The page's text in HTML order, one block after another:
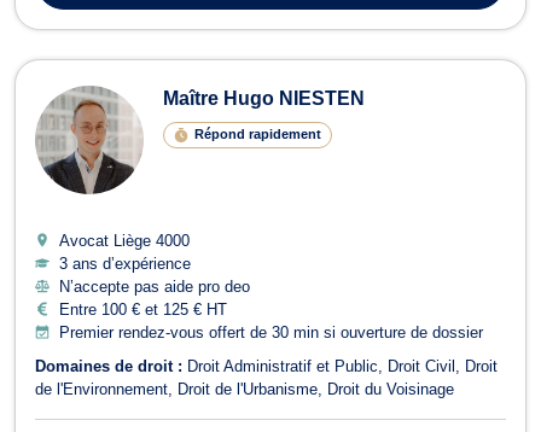
Maître Hugo NIESTEN
Répond rapidement
Avocat Liège 4000
3 ans d’expérience
N’accepte pas aide pro deo
Entre 100 € et 125 € HT
Premier rendez-vous offert de 30 min si ouverture de dossier
Domaines de droit : Droit Administratif et Public Droit Civil
Droit
de l'Environnement
Droit de l'Urbanisme Droit du Voisinage